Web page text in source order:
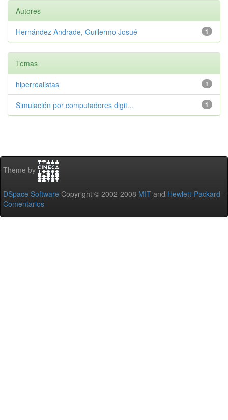
Autores
1
Hernández Andrade, Guillermo Josué
Temas
1
hiperrealistas
1
Simulación por computadores digit...
Theme by
DSpace Software Copyright © 2002-2008 MIT and Hewlett-Packard -
Comentarios